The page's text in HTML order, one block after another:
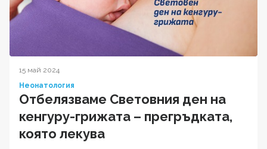
15 май 2024
Неонатология
Отбелязваме Световния ден на
кенгуру-грижата – прегръдката,
която лекува